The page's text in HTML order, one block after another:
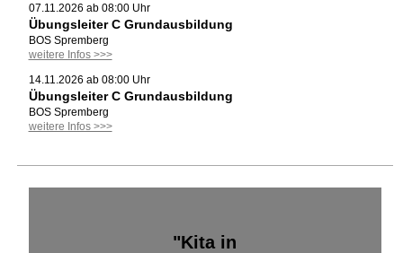
07.11.2026 ab 08:00 Uhr
Übungsleiter C Grundausbildung
BOS Spremberg
weitere Infos >>>
14.11.2026 ab 08:00 Uhr
Übungsleiter C Grundausbildung
BOS Spremberg
weitere Infos >>>
"Kita in